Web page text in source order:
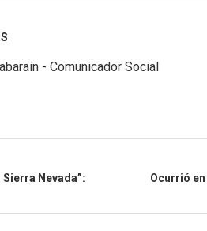
- Comunicador Social
Nevada”:
Ocurrió